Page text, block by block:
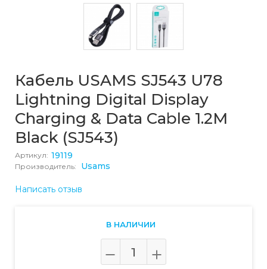
Кабель USAMS SJ543 U78
Lightning Digital Display
Charging & Data Cable 1.2M
Black (SJ543)
Артикул: 19119
Производитель: Usams
Написать отзыв
В НАЛИЧИИ